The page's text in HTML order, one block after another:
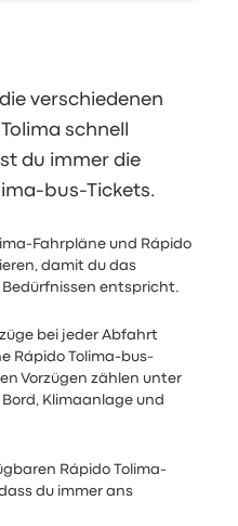
verschiedenen
schnell
du immer die
bus-Tickets.
Fahrpläne und Rápido
damit du das
entspricht.
bei jeder Abfahrt
Rápido Tolima-bus-
Vorzügen zählen unter
Klimaanlage und
Rápido Tolima-
du immer ans